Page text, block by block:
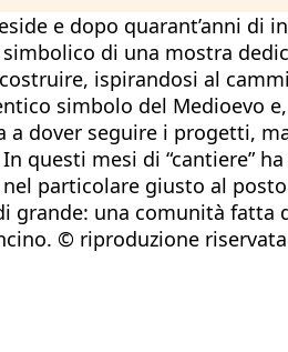
e dopo quarant’anni di
di una mostra
ispirandosi al
simbolo del Medioevo
a dover seguire i progetti,
questi mesi di “cantiere”
particolare giusto al
grande: una comunità fatta
© riproduzione riservata